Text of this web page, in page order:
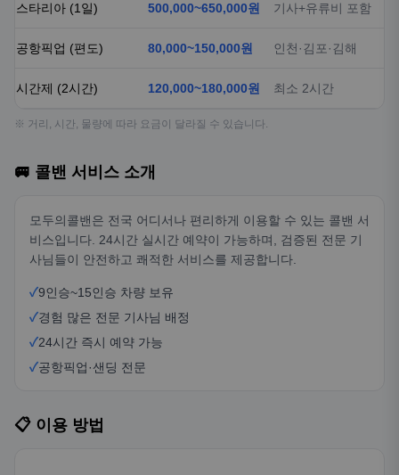
스타리아 (1일) 500,000~650,000원 기사+유류비 포함
공항픽업 (편도) 80,000~150,000원 인천·김포·김해
시간제 (2시간) 120,000~180,000원 최소 2시간
※ 거리, 시간, 물량에 따라 요금이 달라질 수 있습니다.
🚐 콜밴 서비스 소개
모두의콜밴은 전국 어디서나 편리하게 이용할 수 있는 콜밴 서
비스입니다. 24시간 실시간 예약이 가능하며, 검증된 전문 기
사님들이 안전하고 쾌적한 서비스를 제공합니다.
✓9인승~15인승 차량 보유
✓경험 많은 전문 기사님 배정
✓24시간 즉시 예약 가능
✓공항픽업·샌딩 전문
📋 이용 방법